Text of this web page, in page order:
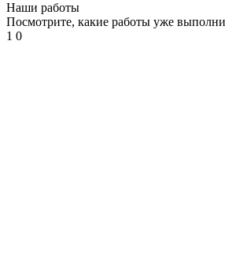
Укладки и прически
Наши работы
Посмотрите, какие работы уже
1 0